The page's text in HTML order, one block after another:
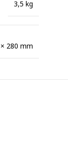
3,5 kg
280 mm